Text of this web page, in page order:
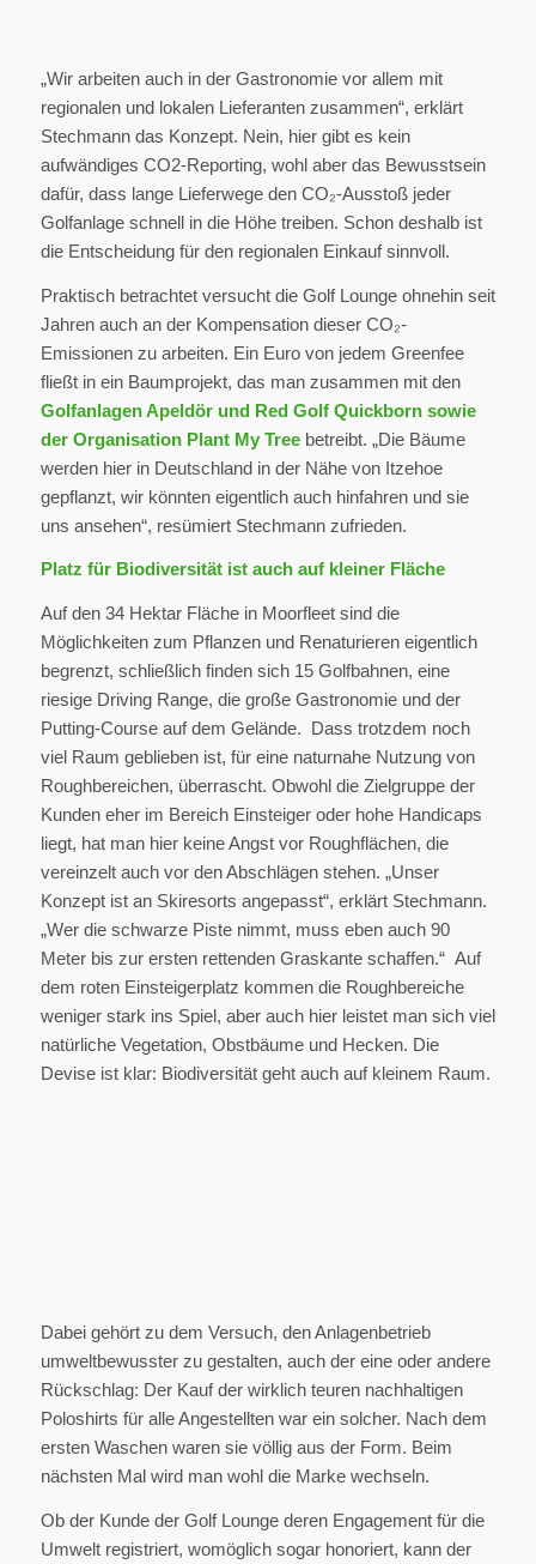
„Wir arbeiten auch in der Gastronomie vor allem mit
regionalen und lokalen Lieferanten zusammen“, erklärt
Stechmann das Konzept. Nein, hier gibt es kein
aufwändiges CO2-Reporting, wohl aber das Bewusstsein
dafür, dass lange Lieferwege den CO₂-Ausstoß jeder
Golfanlage schnell in die Höhe treiben. Schon deshalb ist
die Entscheidung für den regionalen Einkauf sinnvoll.
Praktisch betrachtet versucht die Golf Lounge ohnehin seit
Jahren auch an der Kompensation dieser CO₂-
Emissionen zu arbeiten. Ein Euro von jedem Greenfee
fließt in ein Baumprojekt, das man zusammen mit den
Golfanlagen Apeldör und Red Golf Quickborn sowie
der Organisation Plant My Treebetreibt. „Die Bäume
werden hier in Deutschland in der Nähe von Itzehoe
gepflanzt, wir könnten eigentlich auch hinfahren und sie
uns ansehen“, resümiert Stechmann zufrieden.
Platz für Biodiversität ist auch auf kleiner Fläche
Auf den 34 Hektar Fläche in Moorfleet sind die
Möglichkeiten zum Pflanzen und Renaturieren eigentlich
begrenzt, schließlich finden sich 15 Golfbahnen, eine
riesige Driving Range, die große Gastronomie und der
Putting-Course auf dem Gelände. Dass trotzdem noch
viel Raum geblieben ist, für eine naturnahe Nutzung von
Roughbereichen, überrascht. Obwohl die Zielgruppe der
Kunden eher im Bereich Einsteiger oder hohe Handicaps
liegt, hat man hier keine Angst vor Roughflächen, die
vereinzelt auch vor den Abschlägen stehen. „Unser
Konzept ist an Skiresorts angepasst“, erklärt Stechmann.
„Wer die schwarze Piste nimmt, muss eben auch 90
Meter bis zur ersten rettenden Graskante schaffen.“ Auf
dem roten Einsteigerplatz kommen die Roughbereiche
weniger stark ins Spiel, aber auch hier leistet man sich viel
natürliche Vegetation, Obstbäume und Hecken. Die
Devise ist klar: Biodiversität geht auch auf kleinem Raum.
Dabei gehört zu dem Versuch, den Anlagenbetrieb
umweltbewusster zu gestalten, auch der eine oder andere
Rückschlag: Der Kauf der wirklich teuren nachhaltigen
Poloshirts für alle Angestellten war ein solcher. Nach dem
ersten Waschen waren sie völlig aus der Form. Beim
nächsten Mal wird man wohl die Marke wechseln.
Ob der Kunde der Golf Lounge deren Engagement für die
Umwelt registriert, womöglich sogar honoriert, kann der